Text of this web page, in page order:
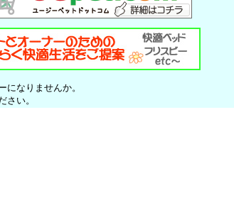
になりませんか。
さい。